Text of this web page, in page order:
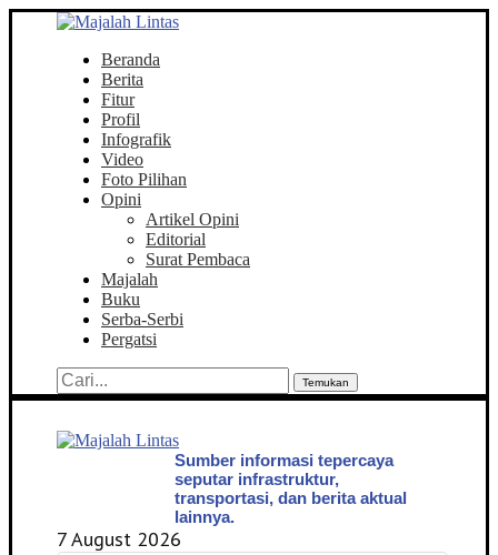
Beranda
Berita
Fitur
Profil
Infografik
Video
Foto Pilihan
Opini
Artikel Opini
Editorial
Surat Pembaca
Majalah
Buku
Serba-Serbi
Pergatsi
Temukan
Sumber informasi tepercaya
seputar infrastruktur,
transportasi, dan berita aktual
lainnya.
7 August 2026